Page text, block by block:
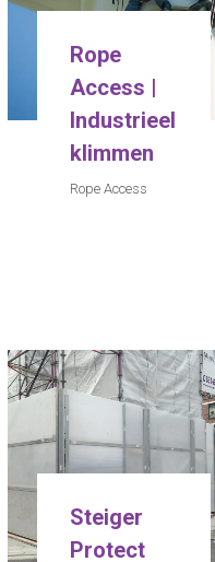
Rope
Access |
Industrieel
klimmen
Rope Access
Steiger
Protect